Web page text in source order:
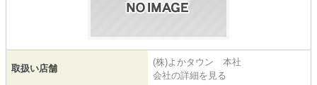
取扱い店舗
(株)よかタウン 本社
会社の詳細を見る